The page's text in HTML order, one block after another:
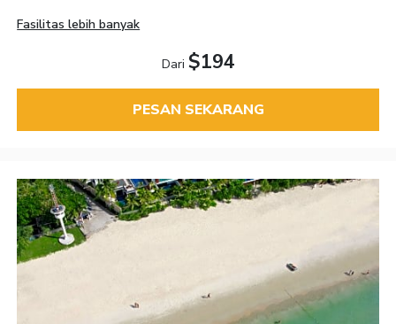
Fasilitas lebih banyak
Dari $194
PESAN SEKARANG